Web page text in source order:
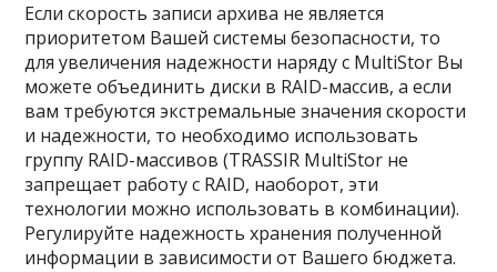
Если скорость записи архива не является
приоритетом Вашей системы безопасности, то
для увеличения надежности наряду с MultiStor Вы
можете объединить диски в RAID-массив, а если
вам требуются экстремальные значения скорости
и надежности, то необходимо использовать
группу RAID-массивов (TRASSIR MultiStor не
запрещает работу с RAID, наоборот, эти
технологии можно использовать в комбинации).
Регулируйте надежность хранения полученной
информации в зависимости от Вашего бюджета.